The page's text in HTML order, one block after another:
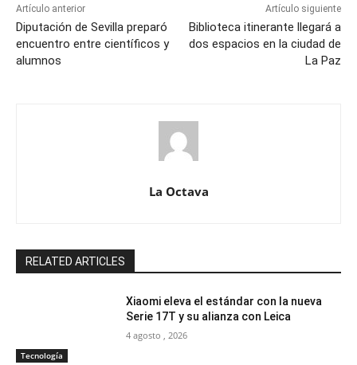
Artículo anterior
Diputación de Sevilla preparó
encuentro entre científicos y
alumnos
Artículo siguiente
Biblioteca itinerante llegará a
dos espacios en la ciudad de
La Paz
La Octava
RELATED ARTICLES
Tecnología
Xiaomi eleva el estándar con la nueva
Serie 17T y su alianza con Leica
4 agosto , 2026